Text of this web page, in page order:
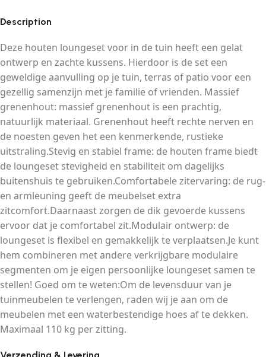
Description
Deze houten loungeset voor in de tuin heeft een gelat
ontwerp en zachte kussens. Hierdoor is de set een
geweldige aanvulling op je tuin, terras of patio voor een
gezellig samenzijn met je familie of vrienden. Massief
grenenhout: massief grenenhout is een prachtig,
natuurlijk materiaal. Grenenhout heeft rechte nerven en
de noesten geven het een kenmerkende, rustieke
uitstraling.Stevig en stabiel frame: de houten frame biedt
de loungeset stevigheid en stabiliteit om dagelijks
buitenshuis te gebruiken.Comfortabele zitervaring: de rug-
en armleuning geeft de meubelset extra
zitcomfort.Daarnaast zorgen de dik gevoerde kussens
ervoor dat je comfortabel zit.Modulair ontwerp: de
loungeset is flexibel en gemakkelijk te verplaatsen.Je kunt
hem combineren met andere verkrijgbare modulaire
segmenten om je eigen persoonlijke loungeset samen te
stellen! Goed om te weten:Om de levensduur van je
tuinmeubelen te verlengen, raden wij je aan om de
meubelen met een waterbestendige hoes af te dekken.
Maximaal 110 kg per zitting.